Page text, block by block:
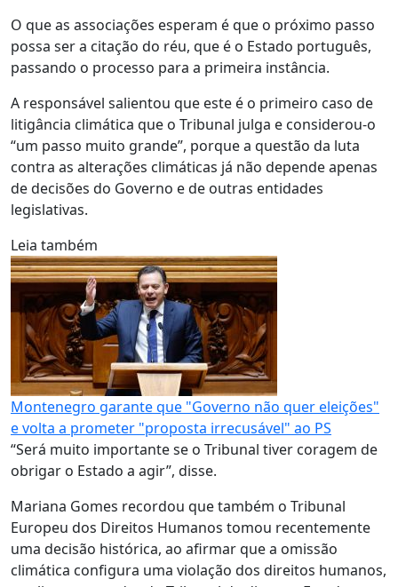
O que as associações esperam é que o próximo passo
possa ser a citação do réu, que é o Estado português,
passando o processo para a primeira instância.
A responsável salientou que este é o primeiro caso de
litigância climática que o Tribunal julga e considerou-o
“um passo muito grande”, porque a questão da luta
contra as alterações climáticas já não depende apenas
de decisões do Governo e de outras entidades
legislativas.
Leia também
Montenegro garante que "Governo não quer eleições"
e volta a prometer "proposta irrecusável" ao PS
“Será muito importante se o Tribunal tiver coragem de
obrigar o Estado a agir”, disse.
Mariana Gomes recordou que também o Tribunal
Europeu dos Direitos Humanos tomou recentemente
uma decisão histórica, ao afirmar que a omissão
climática configura uma violação dos direitos humanos,